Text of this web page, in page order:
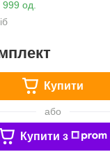
999 од.
Купити
або
Купити з